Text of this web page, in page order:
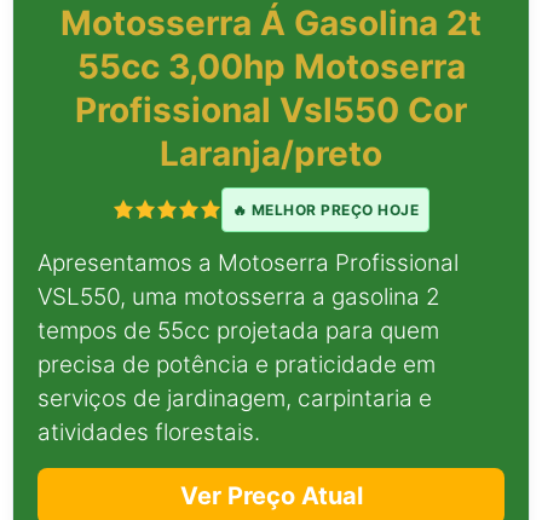
Motosserra Á Gasolina 2t
55cc 3,00hp Motoserra
Profissional Vsl550 Cor
Laranja/preto
🔥 MELHOR PREÇO HOJE
Apresentamos a Motoserra Profissional
VSL550, uma motosserra a gasolina 2
tempos de 55cc projetada para quem
precisa de potência e praticidade em
serviços de jardinagem, carpintaria e
atividades florestais.
Ver Preço Atual